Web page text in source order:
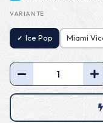
VARIANTE
Ice Pop Miami